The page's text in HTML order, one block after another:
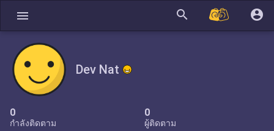
menu search account_circle
Dev Nat
0
กำลังติดตาม
0
ผู้ติดตาม